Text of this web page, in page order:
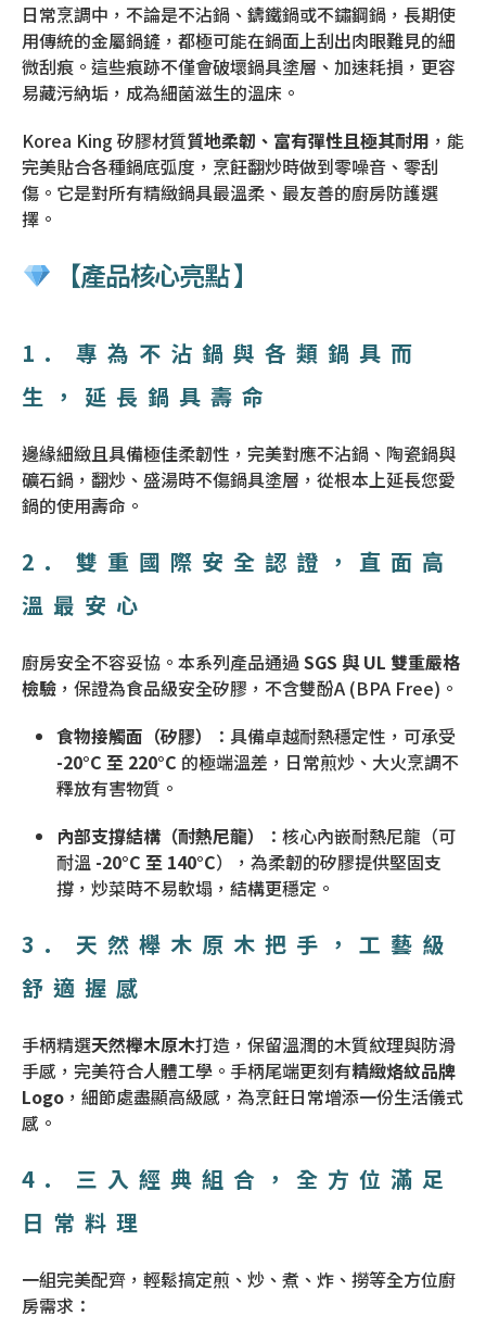
日常烹調中，不論是不沾鍋、鑄鐵鍋或不鏽鋼鍋，長期使
用傳統的金屬鍋鏟，都極可能在鍋面上刮出肉眼難見的細
微刮痕。這些痕跡不僅會破壞鍋具塗層、加速耗損，更容
易藏污納垢，成為細菌滋生的溫床。
Korea King 矽膠材質質地柔韌、富有彈性且極其耐用 ，能
完美貼合各種鍋底弧度，烹飪翻炒時做到零噪音、零刮
傷。它是對所有精緻鍋具最溫柔、最友善的廚房防護選
擇。
【產品核心亮點 】
1. 專為不沾鍋與各類鍋具而
生，延長鍋具壽命
邊緣細緻且具備極佳柔韌性，完美對應不沾鍋、陶瓷鍋與
礦石鍋，翻炒、盛湯時不傷鍋具塗層，從根本上延長您愛
鍋的使用壽命。
2. 雙重國際安全認證，直面高
溫最安心
廚房安全不容妥協。本系列產品通過SGS 與 UL 雙重嚴格
檢驗 ，保證為食品級安全矽膠，不含雙酚A (BPA Free)。
食物接觸面（矽膠）
：具備卓越耐熱穩定性，可承受
-20°C 至 220°C 的極端溫差，日常煎炒、大火烹調不
釋放有害物質。
內部支撐結構（耐熱尼龍）
：核心內嵌耐熱尼龍（可
耐溫 -20°C 至 140°C），為柔韌的矽膠提供堅固支
撐，炒菜時不易軟塌，結構更穩定。
3. 天然櫸木原木把手，工藝級
舒適握感
手柄精選天然櫸木原木打造，保留溫潤的木質紋理與防滑
手感，完美符合人體工學。手柄尾端更刻有精緻烙紋品牌
Logo ，細節處盡顯高級感，為烹飪日常增添一份生活儀式
感。
4. 三入經典組合，全方位滿足
日常料理
一組完美配齊，輕鬆搞定煎、炒、煮、炸、撈等全方位廚
房需求：